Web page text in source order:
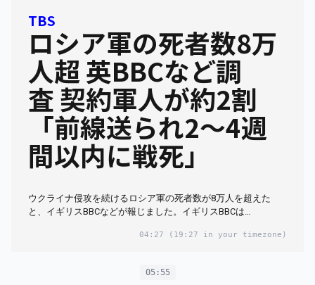
TBS
ロシア軍の死者数8万
人超 英BBCなど調
査 契約軍人が約2割
「前線送られ2～4週
間以内に戦死」
ウクライナ侵攻を続けるロシア軍の死者数が8万人を超えた
と、イギリスBBCなどが報じました。イギリスBBCは…
04:27 (19:27 in your timezone)
05:55